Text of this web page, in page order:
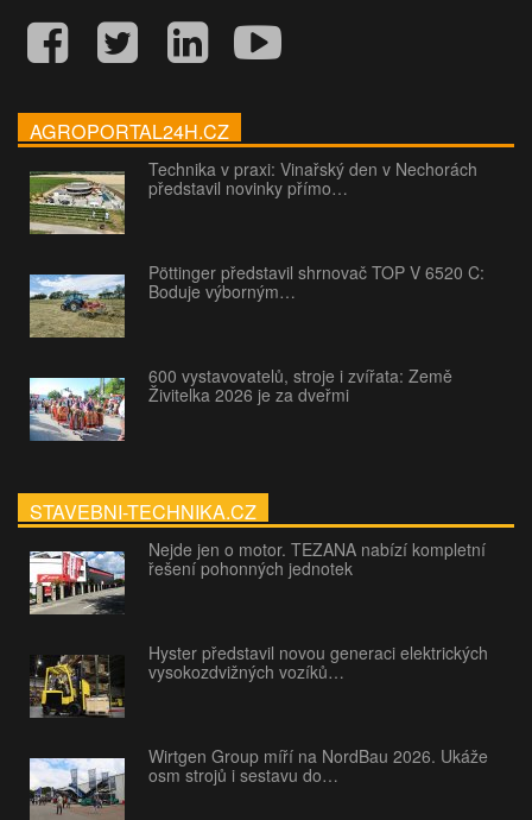
AGROPORTAL24H.CZ
Technika v praxi: Vinařský den v Nechorách
představil novinky přímo…
Pöttinger představil shrnovač TOP V 6520 C:
Boduje výborným…
600 vystavovatelů, stroje i zvířata: Země
Živitelka 2026 je za dveřmi
STAVEBNI-TECHNIKA.CZ
Nejde jen o motor. TEZANA nabízí kompletní
řešení pohonných jednotek
Hyster představil novou generaci elektrických
vysokozdvižných vozíků…
Wirtgen Group míří na NordBau 2026. Ukáže
osm strojů i sestavu do…